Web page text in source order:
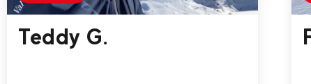
Teddy G.